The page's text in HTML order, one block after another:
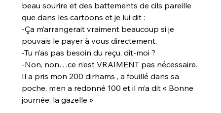
beau sourire et des battements de cils pareille
que dans les cartoons et je lui dit :
-Ça m’arrangerait vraiment beaucoup si je
pouvais le payer à vous directement.
-Tu n’as pas besoin du reçu, dit-moi ?
-Non, non…ce n’est VRAIMENT pas nécessaire.
Il a pris mon 200 dirhams , a fouillé dans sa
poche, m’en a redonné 100 et il m’a dit « Bonne
journée, la gazelle »